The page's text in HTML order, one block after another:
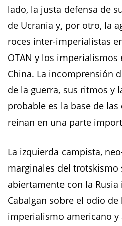
lado, la justa defensa de
de Ucrania y, por otro, la
roces inter-imperialistas
OTAN y los imperialismos
China. La incomprensión
de la guerra, sus ritmos y
probable es la base de
reinan en una parte
La izquierda campista,
marginales del trotskismo
abiertamente con la
Cabalgan sobre el odio de
imperialismo americano y